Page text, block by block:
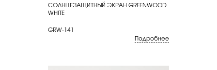
КУПИТЬ
СОЛНЦЕЗАЩИТНЫЙ ЭКРАН GREENWOOD
WHITE
GRW-141
Подробнее